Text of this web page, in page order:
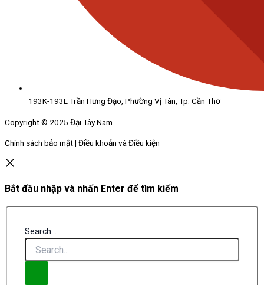
193K-193L Trần Hưng Đạo, Phường Vị Tân, Tp. Cần Thơ
Copyright © 2025 Đại Tây Nam
Chính sách bảo mật | Điều khoản và Điều kiện
Bắt đầu nhập và nhấn Enter để tìm kiếm
Search...